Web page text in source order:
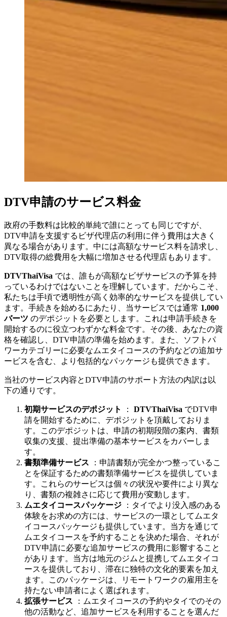
DTV申請のサービス料金
政府の手数料は比較的単純で誰にとっても同じですが、
DTV申請を支援するビザ代理店の利用に伴う費用は大きく
異なる場合があります。中には高額なサービス料を請求し、
DTV取得の総費用を大幅に増加させる代理店もあります。
DTVThaiVisa では、誰もが高額なビザサービスの予算を持
っているわけではないことを理解しています。だからこそ、
私たちは手頃で透明性が高く効率的なサービスを提供してい
ます。手続きを始めるにあたり、当サービスでは通常 1,000
バーツ のデポジットを必要とします。これは申請手続きを
開始するのに役立つわずかな料金です。その後、あなたの資
格を確認し、DTV申請の準備を始めます。また、ソフトパ
ワーカテゴリーに必要なムエタイコースの予約などの追加サ
ービスを含む、より包括的なパッケージも提供できます。
当社のサービス内容とDTV申請のサポート方法の内訳は以
下の通りです。
初期サービスのデポジット ： DTVThaiVisa でDTV申
請を開始するために、デポジットを頂戴しておりま
す。このデポジットは、申請の初期段階の案内、書類
収集の支援、提出準備の基本サービスをカバーしま
す。
書類準備サービス ：申請書類が完全かつ整っているこ
とを保証するための書類準備サービスを提供していま
す。これらのサービスは個々の状況や要件により異な
り、書類の複雑さに応じて費用が変動します。
ムエタイコースパッケージ ：タイでより没入感のある
体験をお求めの方には、サービスの一環としてムエタ
イコースパッケージも提供しています。当方を通じて
ムエタイコースを予約することを決めた場合、それが
DTV申請に必要な追加サービスの費用に影響すること
があります。当方は地元のジムと提携してムエタイコ
ースを提供しており、滞在に独特の文化的要素を加え
ます。このパッケージは、リモートワークの雇用主を
持たない申請者によく選ばれます。
拡張サービス ：ムエタイコースの予約やタイでのその
他の活動など、追加サービスを利用することを選んだ